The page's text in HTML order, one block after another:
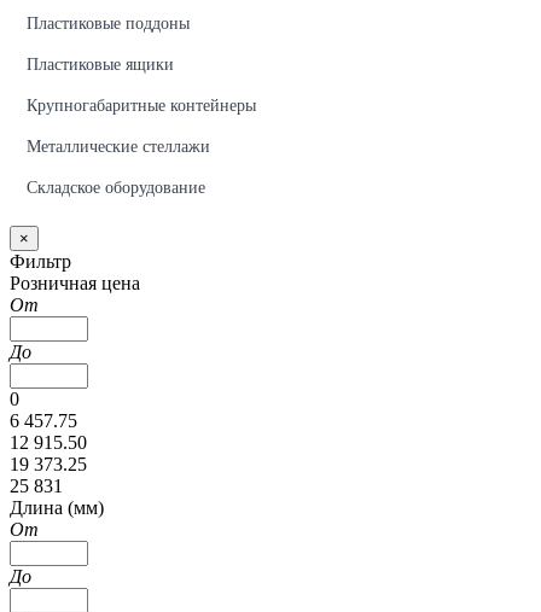
Пластиковые поддоны
Пластиковые ящики
Крупногабаритные контейнеры
Металлические стеллажи
Складское оборудование
×
Фильтр
Розничная цена
От
До
0
6 457.75
12 915.50
19 373.25
25 831
Длина (мм)
От
До